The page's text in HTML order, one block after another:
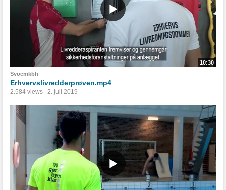
10:30
Svoemkbh
Erhvervslivredderprøven.mp4
2.584 views 2. juli 2019